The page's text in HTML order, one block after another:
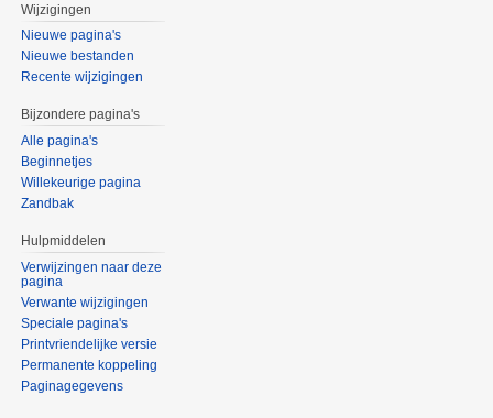
Wijzigingen
Nieuwe pagina's
Nieuwe bestanden
Recente wijzigingen
Bijzondere pagina's
Alle pagina's
Beginnetjes
Willekeurige pagina
Zandbak
Hulpmiddelen
Verwijzingen naar deze
pagina
Verwante wijzigingen
Speciale pagina's
Printvriendelijke versie
Permanente koppeling
Paginagegevens